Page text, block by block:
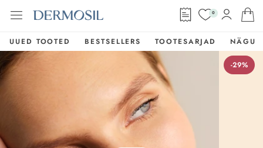
0
UUED TOOTED BESTSELLERS TOOTESARJAD NÄGU
-29%